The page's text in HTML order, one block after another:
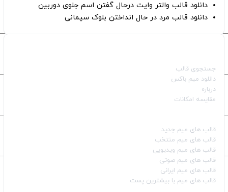
دانلود قالب والتر وایت درحال گفتن اسم جلوی دوربین
دانلود قالب مرد در حال انداختن بلوک سیمانی
جستجوی قالب
دانلود میم باکس
درباره
مقایسه امکانات
قالب‌ های میم جدید
قالب‌ های میم منتخب
قالب‌ های میم ویدیویی
قالب‌ های میم صوتی
قالب‌ های میم ایرانی
قالب‌ های میم با بیشترین پست